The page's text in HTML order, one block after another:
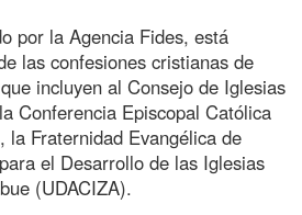
por la Agencia Fides, está
las confesiones cristianas de
incluyen al Consejo de Iglesias
Conferencia Episcopal Católica
la Fraternidad Evangélica de
el Desarrollo de las Iglesias
(UDACIZA).